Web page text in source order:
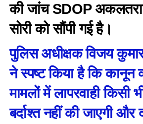
की जांच SDOP अकलतरा
सोरी को सौंपी गई है।
पुलिस अधीक्षक विजय
ने स्पष्ट किया है कि कानून
मामलों में लापरवाही किसी
बर्दाश्त नहीं की जाएगी और